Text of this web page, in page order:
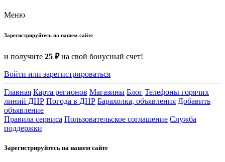
Меню
Зарегистрируйтесь на нашем сайте
и получите 25 ₽на свой бонусный счет!
Войти или зарегистрироваться
Главная Карта регионов Магазины Блог Телефоны горячих
линий ДНР Погода в ДНР Барахолка, объявления Добавить
объявление
Правила сервиса Пользовательское соглашение Служба
поддержки
Зарегистрируйтесь на нашем сайте